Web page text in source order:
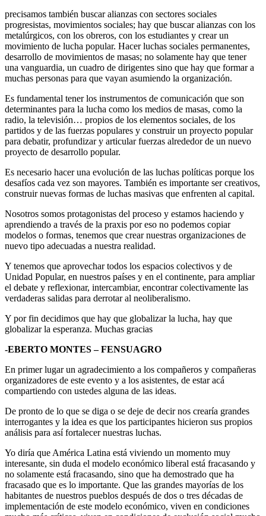
precisamos también buscar alianzas con sectores sociales
progresistas, movimientos sociales; hay que buscar alianzas con los
metalúrgicos, con los obreros, con los estudiantes y crear un
movimiento de lucha popular. Hacer luchas sociales permanentes,
desarrollo de movimientos de masas; no solamente hay que tener
una vanguardia, un cuadro de dirigentes sino que hay que formar a
muchas personas para que vayan asumiendo la organización.
Es fundamental tener los instrumentos de comunicación que son
determinantes para la lucha como los medios de masas, como la
radio, la televisión… propios de los elementos sociales, de los
partidos y de las fuerzas populares y construir un proyecto popular
para debatir, profundizar y articular fuerzas alrededor de un nuevo
proyecto de desarrollo popular.
Es necesario hacer una evolución de las luchas políticas porque los
desafíos cada vez son mayores. También es importante ser creativos,
construir nuevas formas de luchas masivas que enfrenten al capital.
Nosotros somos protagonistas del proceso y estamos haciendo y
aprendiendo a través de la praxis por eso no podemos copiar
modelos o formas, tenemos que crear nuestras organizaciones de
nuevo tipo adecuadas a nuestra realidad.
Y tenemos que aprovechar todos los espacios colectivos y de
Unidad Popular, en nuestros países y en el continente, para ampliar
el debate y reflexionar, intercambiar, encontrar colectivamente las
verdaderas salidas para derrotar al neoliberalismo.
Y por fin decidimos que hay que globalizar la lucha, hay que
globalizar la esperanza. Muchas gracias
-EBERTO MONTES – FENSUAGRO
En primer lugar un agradecimiento a los compañeros y compañeras
organizadores de este evento y a los asistentes, de estar acá
compartiendo con ustedes alguna de las ideas.
De pronto de lo que se diga o se deje de decir nos crearía grandes
interrogantes y la idea es que los participantes hicieron sus propios
análisis para así fortalecer nuestras luchas.
Yo diría que América Latina está viviendo un momento muy
interesante, sin duda el modelo económico liberal está fracasando y
no solamente está fracasando, sino que ha demostrado que ha
fracasado que es lo importante. Que las grandes mayorías de los
habitantes de nuestros pueblos después de dos o tres décadas de
implementación de este modelo económico, viven en condiciones